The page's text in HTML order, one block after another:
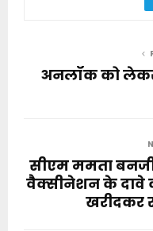
अनलॉक को लेकर
सीएम ममता
वैक्सीनेशन के दावे
खरीदकर